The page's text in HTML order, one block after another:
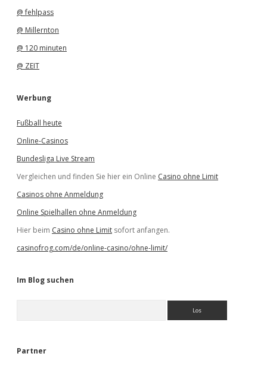
@ fehlpass
@ Millernton
@ 120 minuten
@ ZEIT
Werbung
Fußball heute
Online-Casinos
Bundesliga Live Stream
Vergleichen und finden Sie hier ein Online Casino ohne Limit
Casinos ohne Anmeldung
Online Spielhallen ohne Anmeldung
Hier beim Casino ohne Limit sofort anfangen.
casinofrog.com/de/online-casino/ohne-limit/
Im Blog suchen
e
Partner